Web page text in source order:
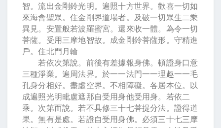
智。流出金剛鈴光明。遍照十方世界。歡喜一切如
來海會聖眾。住金剛界道場者。及破一切眾生二乘
異見。安置般若波羅蜜宮。還來收一體。為令一切
菩薩。受用三摩地智故。成金剛鈴菩薩形。守精進
戶。住北門月輪
若依次第說。前後有差據報身佛。頓證身口意
三種淨業。遍周法界。於一一法門一一理趣一一毛
孔身分相好。盡虛空界。不相障礙。各居本位。以
成遍照光明毗盧遮那自受用身他受用身。若依二
乘。次第而說。若不具修三十七菩提分法。證得道
果。無有是處。若證自受用身佛。必須三十七三摩